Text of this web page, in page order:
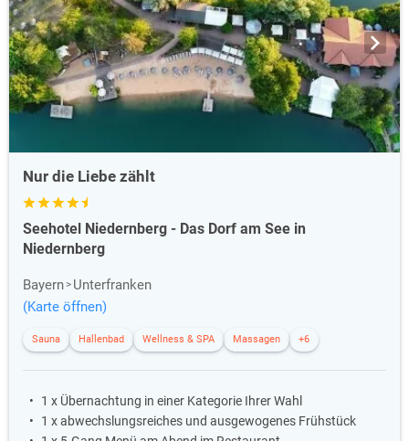
Nur die Liebe zählt
Seehotel Niedernberg - Das Dorf am See in
Niedernberg
Bayern
Unterfranken
(Karte öffnen)
Sauna Hallenbad Wellness & SPA Massagen +6
1 x Übernachtung in einer Kategorie Ihrer Wahl
1 x abwechslungsreiches und ausgewogenes Frühstück